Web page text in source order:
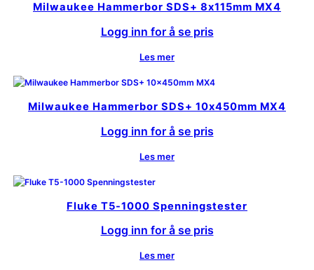
Milwaukee Hammerbor SDS+ 8x115mm MX4
Logg inn for å se pris
Les mer
Milwaukee Hammerbor SDS+ 10x450mm MX4
Logg inn for å se pris
Les mer
Fluke T5-1000 Spenningstester
Logg inn for å se pris
Les mer